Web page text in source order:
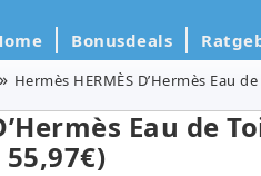
Bonusdeals
Hermès HERMÈS D’Hermès Eau
Eau de